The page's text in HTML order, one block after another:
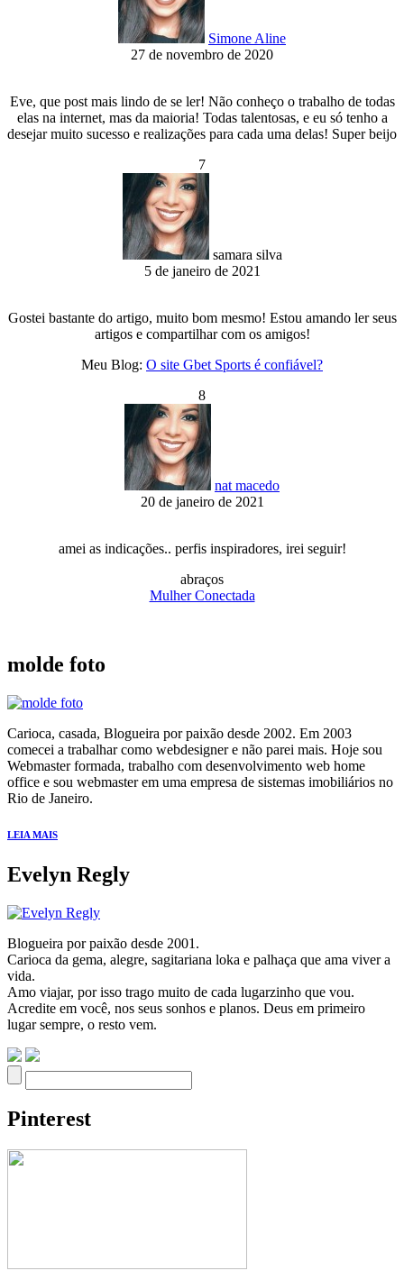
Simone Aline
27 de novembro de 2020
Eve, que post mais lindo de se ler! Não conheço o trabalho de todas
elas na internet, mas da maioria! Todas talentosas, e eu só tenho a
desejar muito sucesso e realizações para cada uma delas! Super beijo
7
samara silva
5 de janeiro de 2021
Gostei bastante do artigo, muito bom mesmo! Estou amando ler seus
artigos e compartilhar com os amigos!
Meu Blog: O site Gbet Sports é confiável?
8
nat macedo
20 de janeiro de 2021
amei as indicações.. perfis inspiradores, irei seguir!
abraços
Mulher Conectada
molde foto
Carioca, casada, Blogueira por paixão desde 2002. Em 2003
comecei a trabalhar como webdesigner e não parei mais. Hoje sou
Webmaster formada, trabalho com desenvolvimento web home
office e sou webmaster em uma empresa de sistemas imobiliários no
Rio de Janeiro.
LEIA MAIS
Evelyn Regly
Blogueira por paixão desde 2001.
Carioca da gema, alegre, sagitariana loka e palhaça que ama viver a
vida.
Amo viajar, por isso trago muito de cada lugarzinho que vou.
Acredite em você, nos seus sonhos e planos. Deus em primeiro
lugar sempre, o resto vem.
Pinterest